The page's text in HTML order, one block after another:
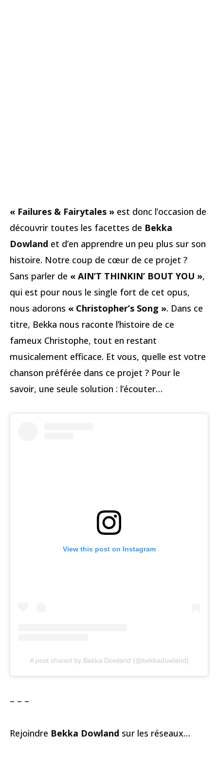
« Failures & Fairytales » est donc l’occasion de
découvrir toutes les facettes de Bekka
Dowland et d’en apprendre un peu plus sur son
histoire. Notre coup de cœur de ce projet ?
Sans parler de « AIN’T THINKIN’ BOUT YOU »,
qui est pour nous le single fort de cet opus,
nous adorons « Christopher’s Song ». Dans ce
titre, Bekka nous raconte l’histoire de ce
fameux Christophe, tout en restant
musicalement efficace. Et vous, quelle est votre
chanson préférée dans ce projet ? Pour le
savoir, une seule solution : l’écouter…
View this post on Instagram
A post shared by Bekka Dowland (@bekkadowland)
– – –
Rejoindre Bekka Dowland sur les réseaux…